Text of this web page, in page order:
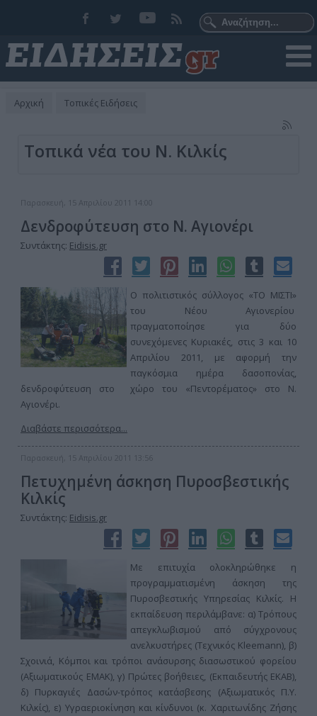
Αρχική Τοπικές Ειδήσεις
Τοπικά νέα του Ν. Κιλκίς
Παρασκευή, 15 Απριλίου 2011 14:00
Δενδροφύτευση στο Ν. Αγιονέρι
Συντάκτης: Eidisis.gr
Ο πολιτιστικός σύλλογος «ΤΟ ΜΙΣΤΙ»
του Νέου Αγιονερίου
πραγματοποίησε για δύο
συνεχόμενες Κυριακές, στις 3 και 10
Απριλίου 2011, με αφορμή την
παγκόσμια ημέρα δασοπονίας,
δενδροφύτευση στο χώρο του «Πεντορέματος» στο Ν.
Αγιονέρι.
Διαβάστε περισσότερα...
Παρασκευή, 15 Απριλίου 2011 13:56
Πετυχημένη άσκηση Πυροσβεστικής
Κιλκίς
Συντάκτης: Eidisis.gr
Με επιτυχία ολοκληρώθηκε η
προγραμματισμένη άσκηση της
Πυροσβεστικής Υπηρεσίας Κιλκίς. Η
εκπαίδευση περιλάμβανε: α) Τρόπους
απεγκλωβισμού από σύγχρονους
ανελκυστήρες (Τεχνικός Kleemann), β)
Σχοινιά, Κόμποι και τρόποι ανάσυρσης διασωστικού φορείου
(Αξιωματικούς ΕΜΑΚ), γ) Πρώτες βοήθειες, (Εκπαιδευτής ΕΚΑΒ),
δ) Πυρκαγιές Δασών-τρόπος κατάσβεσης (Αξιωματικός Π.Υ.
Κιλκίς), ε) Υγραεριοκίνηση και κίνδυνοι (κ. Χαριτωνίδης Ζήσης